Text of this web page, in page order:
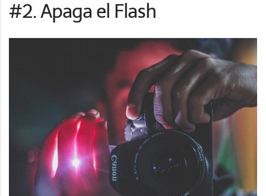
#2. Apaga el Flash